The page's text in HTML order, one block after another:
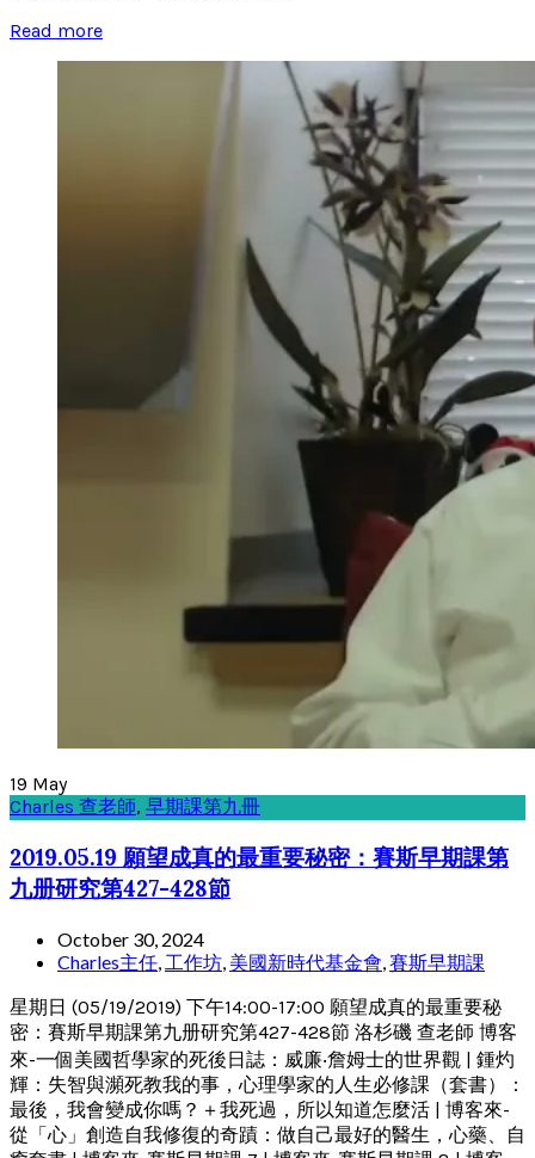
Read more
19 May
Charles 查老師, 早期課第九冊
2019.05.19 願望成真的最重要秘密：賽斯早期課第
九册研究第427-428節
October 30, 2024
Charles主任 工作坊 美國新時代基金會 賽斯早期課
星期日 (05/19/2019) 下午14:00-17:00 願望成真的最重要秘
密：賽斯早期課第九册研究第427-428節 洛杉磯 查老師 博客
來-一個美國哲學家的死後日誌：威廉‧詹姆士的世界觀 | 鍾灼
輝：失智與瀕死教我的事，心理學家的人生必修課（套書）：
最後，我會變成你嗎？＋我死過，所以知道怎麼活 | 博客來-
從「心」創造自我修復的奇蹟：做自己最好的醫生，心藥、自